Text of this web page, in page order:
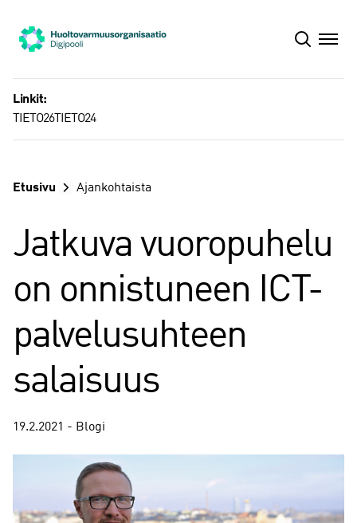
sisältöön
Linkit:
TIETO26TIETO24
Etusivu Ajankohtaista
Jatkuva vuoropuhelu
on onnistuneen ICT-
palvelusuhteen
salaisuus
19.2.2021 - Blogi